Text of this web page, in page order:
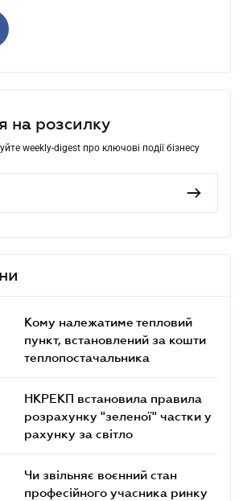
на розсилку
weekly-digest про ключові події бізнесу
Кому належатиме тепловий
пункт, встановлений за кошти
теплопостачальника
НКРЕКП встановила правила
розрахунку "зеленої" частки у
рахунку за світло
Чи звільняє воєнний стан
професійного учасника ринку